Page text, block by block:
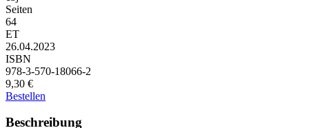
Seiten
64
ET
26.04.2023
ISBN
978-3-570-18066-2
9,30 €
Bestellen
Beschreibung